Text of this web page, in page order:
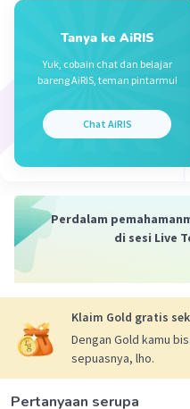
Tuliskan 5 suku
U2 = 2 * 3^1 = 6
U3 = 2 * 3^2 = 18
Jadi, 5 suku pertama
54, dan 162.
Tanya ke AiRIS
Yuk, cobain chat dan belajar
bareng AiRIS, teman pintarmu!
Chat AiRIS
Perdalam
di sesi Live
Klaim Gold gratis
Dengan Gold kamu
sepuasnya, lho.
Pertanyaan serupa